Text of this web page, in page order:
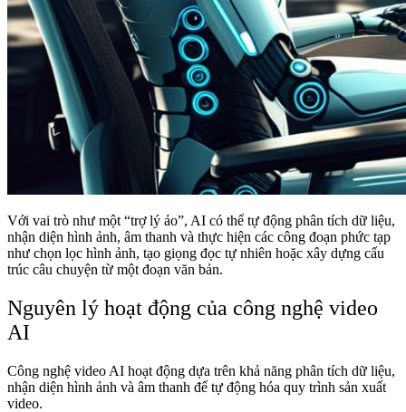
Với vai trò như một “trợ lý ảo”, AI có thể tự động phân tích dữ liệu,
nhận diện hình ảnh, âm thanh và thực hiện các công đoạn phức tạp
như chọn lọc hình ảnh, tạo giọng đọc tự nhiên hoặc xây dựng cấu
trúc câu chuyện từ một đoạn văn bản.
Nguyên lý hoạt động của công nghệ video
AI
Công nghệ video AI hoạt động dựa trên khả năng phân tích dữ liệu,
nhận diện hình ảnh và âm thanh để tự động hóa quy trình sản xuất
video.